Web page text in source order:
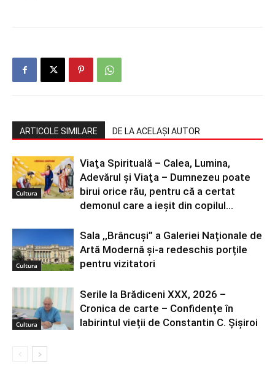
ARTICOLE SIMILARE DE LA ACELAȘI AUTOR
Cultura
Viaţa Spirituală – Calea, Lumina,
Adevărul şi Viaţa – Dumnezeu poate
birui orice rău, pentru că a certat
demonul care a ieșit din copilul...
Cultura
Sala ,,Brâncuși” a Galeriei Naționale de
Artă Modernă și-a redeschis porțile
pentru vizitatori
Cultura
Serile la Brădiceni XXX, 2026 –
Cronica de carte – Confidențe în
labirintul vieții de Constantin C. Șișiroi